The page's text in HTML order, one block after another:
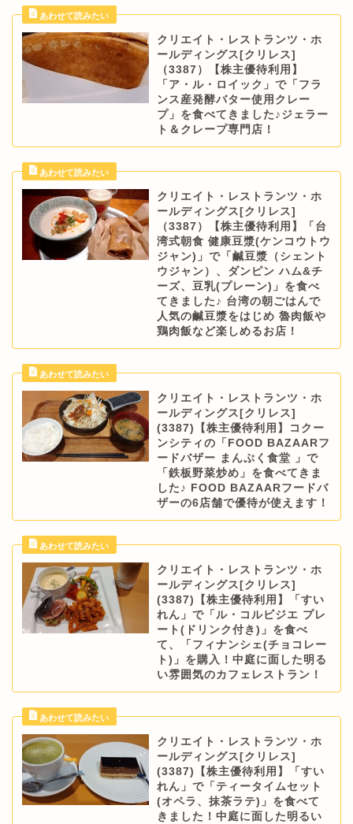
クリエイト・レストランツ・ホ
ールディングス[クリレス]
（3387）【株主優待利用】
「ア・ル・ロイック」で「フラ
ンス産発酵バター使用クレー
プ」を食べてきました♪ジェラー
ト＆クレープ専門店！
クリエイト・レストランツ・ホ
ールディングス[クリレス]
（3387）【株主優待利用】「台
湾式朝食 健康豆漿(ケンコウトウ
ジャン)」で「鹹豆漿（シェント
ウジャン）、ダンピン ハム&チ
ーズ、豆乳(プレーン)」を食べ
てきました♪ 台湾の朝ごはんで
人気の鹹豆漿をはじめ 魯肉飯や
鶏肉飯など楽しめるお店！
クリエイト・レストランツ・ホ
ールディングス[クリレス]
(3387)【株主優待利用】コクー
ンシティの「FOOD BAZAARフ
ードバザー まんぷく食堂 」で
「鉄板野菜炒め」を食べてきま
した♪ FOOD BAZAARフードバ
ザーの6店舗で優待が使えます！
クリエイト・レストランツ・ホ
ールディングス[クリレス]
(3387)【株主優待利用】「すい
れん」で「ル・コルビジエ プレ
ート(ドリンク付き)」を食べ
て、「フィナンシェ(チョコレー
ト)」を購入！中庭に面した明る
い雰囲気のカフェレストラン！
クリエイト・レストランツ・ホ
ールディングス[クリレス]
(3387)【株主優待利用】「すい
れん」で「ティータイムセット
(オペラ、抹茶ラテ)」を食べて
きました！中庭に面した明るい